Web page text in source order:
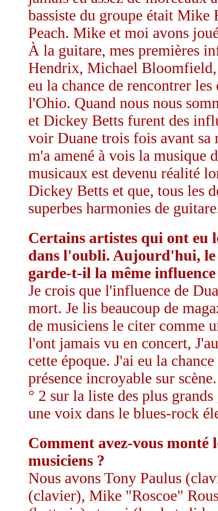
bassiste du groupe était
Peach. Mike et moi avons
À la guitare, mes premières
Hendrix, Michael
eu la chance de rencontrer
l'Ohio. Quand nous nous
et Dickey Betts furent des
voir Duane trois fois avant sa
m'a amené à vois la musique
musicaux est devenu réalité
Dickey Betts et que, tous les
superbes harmonies de
Certains artistes qui ont eu
dans l'oubli. Aujourd'hui, le
garde-t-il la même
Je crois que l'influence de
mort. Je lis beaucoup de
de musiciens le citer comme
l'ont jamais vu en concert,
cette époque. J'ai eu la
présence incroyable sur
° 2 sur la liste des plus
une voix dans le blues-rock
Comment avez-vous monté
musiciens ?
Nous avons Tony Paulus
(clavier), Mike "Roscoe"